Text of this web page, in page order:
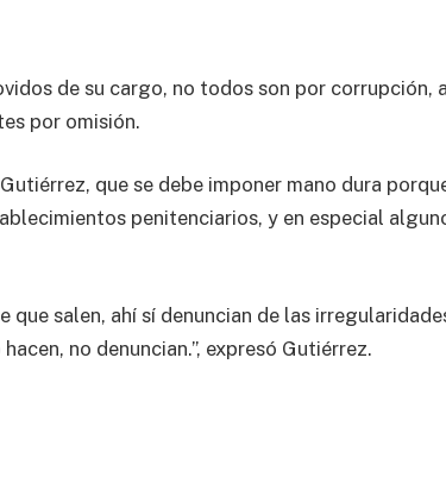
de su cargo, no todos son por corrupción,
por omisión.
que se debe imponer mano dura
penitenciarios, y en especial
salen, ahí sí denuncian de las
no denuncian.”, expresó Gutiérrez.